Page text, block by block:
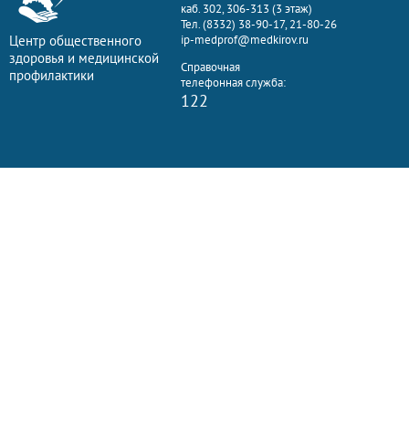
Центр общественного
здоровья и медицинской
профилактики
каб. 302, 306-313 (3 этаж)
Тел. (8332) 38-90-17, 21-80-26
ip-medprof@medkirov.ru
Справочная
телефонная служба:
122